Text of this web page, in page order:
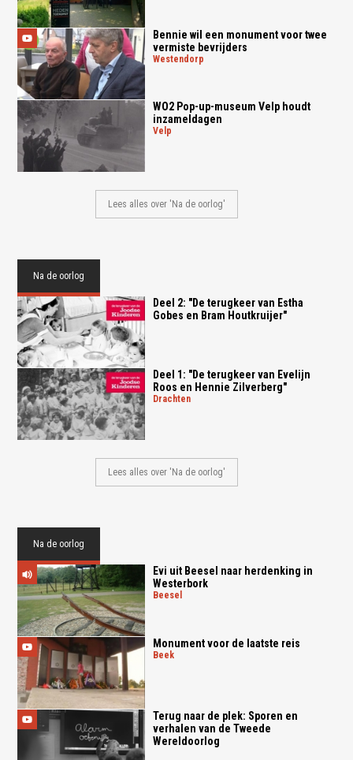
Bennie wil een monument voor twee
vermiste bevrijders
westendorp
WO2 Pop-up-museum Velp houdt
inzameldagen
velp
Lees alles over 'Na de oorlog'
Na de oorlog
Deel 2: "De terugkeer van Estha
Gobes en Bram Houtkruijer"
Deel 1: "De terugkeer van Evelijn
Roos en Hennie Zilverberg"
drachten
Lees alles over 'Na de oorlog'
Na de oorlog
Evi uit Beesel naar herdenking in
Westerbork
beesel
Monument voor de laatste reis
beek
Terug naar de plek: Sporen en
verhalen van de Tweede
Wereldoorlog